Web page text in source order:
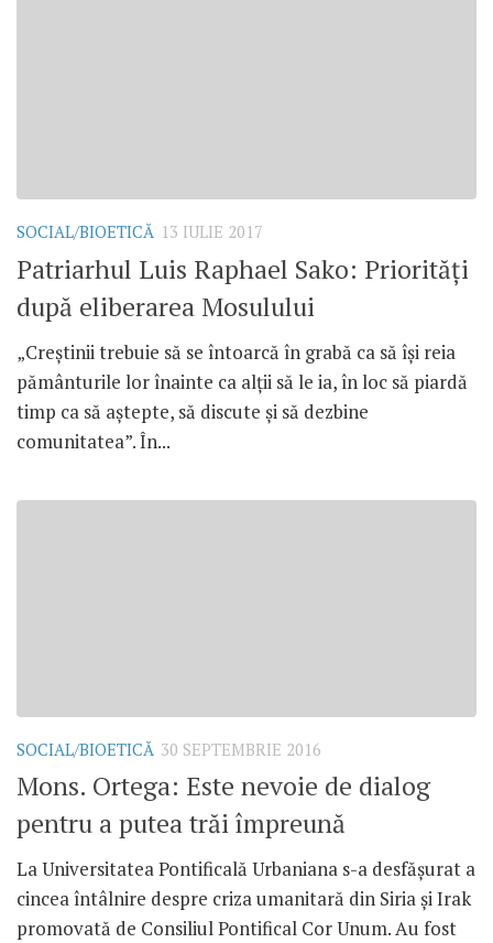
SOCIAL/BIOETICĂ 13 IULIE 2017
Patriarhul Luis Raphael Sako: Priorități
după eliberarea Mosulului
„Creștinii trebuie să se întoarcă în grabă ca să își reia
pământurile lor înainte ca alții să le ia, în loc să piardă
timp ca să aștepte, să discute și să dezbine
comunitatea”. În...
SOCIAL/BIOETICĂ 30 SEPTEMBRIE 2016
Mons. Ortega: Este nevoie de dialog
pentru a putea trăi împreună
La Universitatea Pontificală Urbaniana s-a desfășurat a
cincea întâlnire despre criza umanitară din Siria și Irak
promovată de Consiliul Pontifical Cor Unum. Au fost